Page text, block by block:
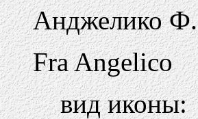
Анджелико Ф.
Fra Angelico
вид иконы: